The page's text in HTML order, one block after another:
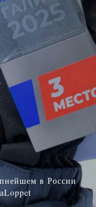
в России